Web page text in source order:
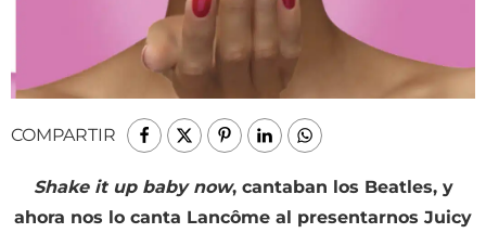
COMPARTIR
Shake it up baby now, cantaban los Beatles, y
ahora nos lo canta Lancôme al presentarnos Juicy